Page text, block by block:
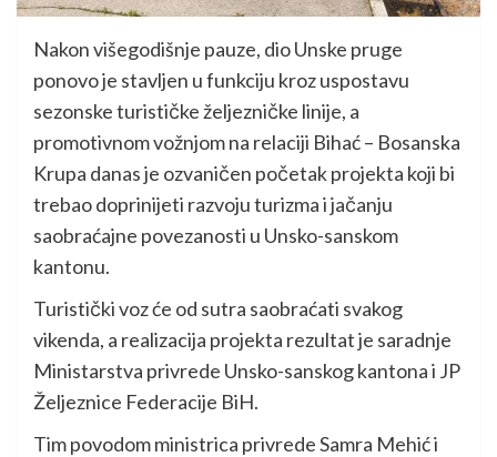
Nakon višegodišnje pauze, dio Unske pruge
ponovo je stavljen u funkciju kroz uspostavu
sezonske turističke željezničke linije, a
promotivnom vožnjom na relaciji Bihać – Bosanska
Krupa danas je ozvaničen početak projekta koji bi
trebao doprinijeti razvoju turizma i jačanju
saobraćajne povezanosti u Unsko-sanskom
kantonu.
Turistički voz će od sutra saobraćati svakog
vikenda, a realizacija projekta rezultat je saradnje
Ministarstva privrede Unsko-sanskog kantona i JP
Željeznice Federacije BiH.
Tim povodom ministrica privrede Samra Mehić i